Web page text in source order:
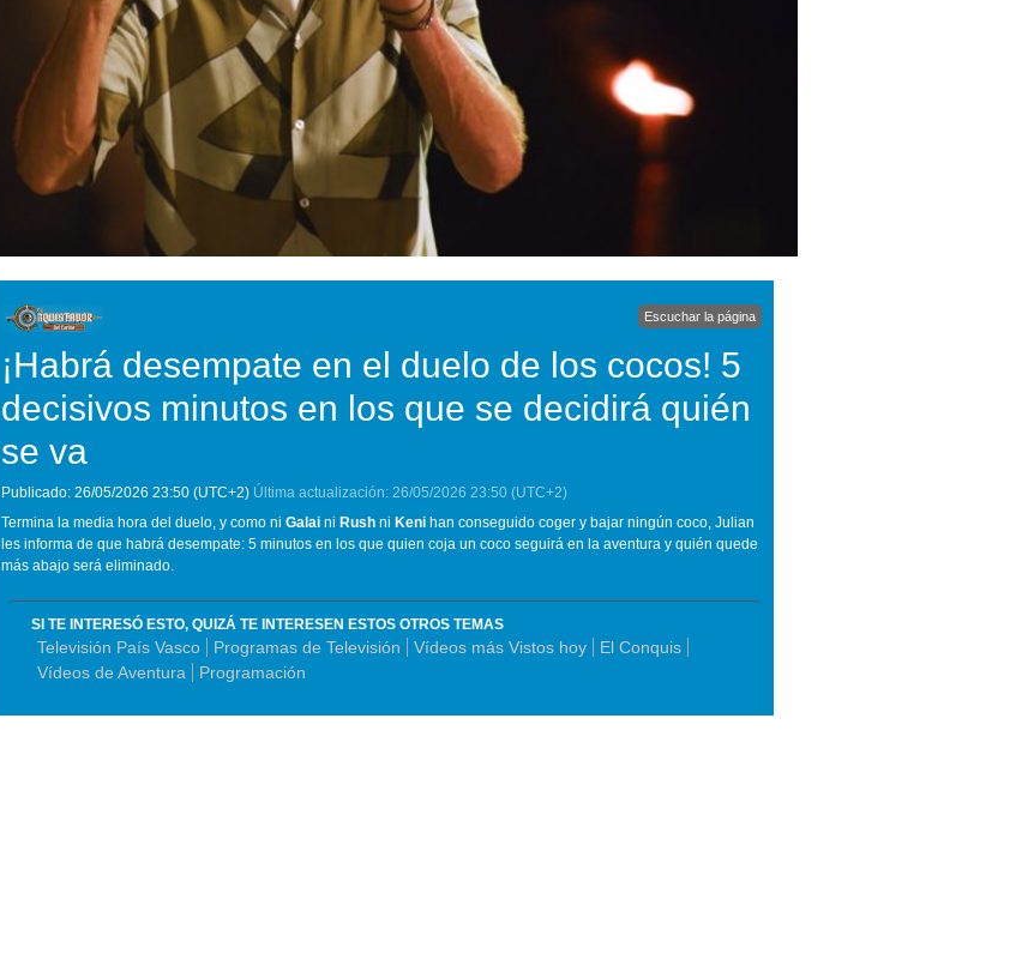
Escuchar la página
¡Habrá desempate en el duelo de los cocos! 5
decisivos minutos en los que se decidirá quién
se va
Publicado: 26/05/2026 23:50 (UTC+2) Última actualización: 26/05/2026 23:50 (UTC+2)
Termina la media hora del duelo, y como ni Galai ni Rush ni Keni han conseguido coger y bajar ningún coco, Julian
les informa de que habrá desempate: 5 minutos en los que quien coja un coco seguirá en la aventura y quién quede
más abajo será eliminado.
SI TE INTERESÓ ESTO, QUIZÁ TE INTERESEN ESTOS OTROS TEMAS
Televisión País Vasco Programas de Televisión Vídeos más Vistos hoy
El Conquis
Vídeos de Aventura
Programación